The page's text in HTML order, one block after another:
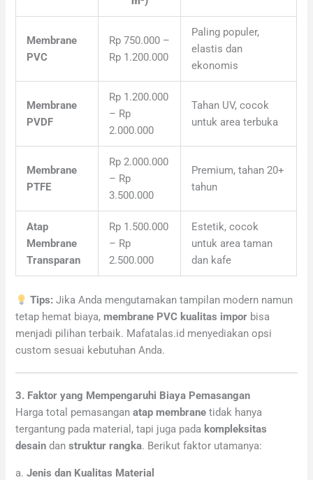
Membrane
PVC
Rp 750.000 –
Rp 1.200.000
Paling populer,
elastis dan
ekonomis
Membrane
PVDF
Rp 1.200.000
– Rp
2.000.000
Tahan UV, cocok
untuk area terbuka
Membrane
PTFE
Rp 2.000.000
– Rp
3.500.000
Premium, tahan 20+
tahun
Atap
Membrane
Transparan
Rp 1.500.000
– Rp
2.500.000
Estetik, cocok
untuk area taman
dan kafe
Tips: Jika Anda mengutamakan tampilan modern namun
tetap hemat biaya,membrane PVC kualitas impor bisa
menjadi pilihan terbaik. Mafatalas.id menyediakan opsi
custom sesuai kebutuhan Anda.
3. Faktor yang Mempengaruhi Biaya Pemasangan
Harga total pemasanganatap membrane tidak hanya
tergantung pada material, tapi juga pada kompleksitas
desain danstruktur rangka. Berikut faktor utamanya:
a.Jenis dan Kualitas Material